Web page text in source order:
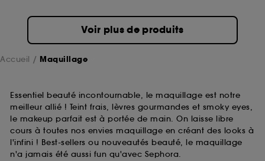
Voir plus de produits
Accueil Maquillage
Essentiel beauté incontournable, le maquillage est notre
meilleur allié ! Teint frais, lèvres gourmandes et smoky eyes,
le makeup parfait est à portée de main. On laisse libre
cours à toutes nos envies maquillage en créant des looks à
l'infini ! Best-sellers ou nouveautés beauté, le maquillage
n'a jamais été aussi fun qu'avec Sephora.
sur "continuer sans accepter". Voous pouvez à tout
moment choisir de retirer votrte consentement. Si vous
souhaitez obtenir plus d'information sur les cookies